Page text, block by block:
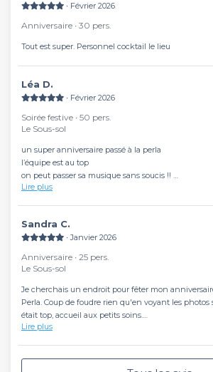
∙ Février 2026
Anniversaire ∙ 30 pers.
Tout est super. Personnel cocktail le lieu
Léa D.
∙ Février 2026
Soirée festive ∙ 50 pers.
Le Sous-sol
un super anniversaire passé à la perla
l’équipe est au top
on peut passer sa musique sans soucis !!
je recommande à 200%
Lire plus
Sandra C.
∙ Janvier 2026
Anniversaire ∙ 25 pers.
Le Sous-sol
Je cherchais un endroit pour fêter mon
Perla. Coup de foudre rien qu'en voyant les photos
était top, accueil aux petits soins.
C'est un excellent choix: très propre, spacieux,
Lire plus